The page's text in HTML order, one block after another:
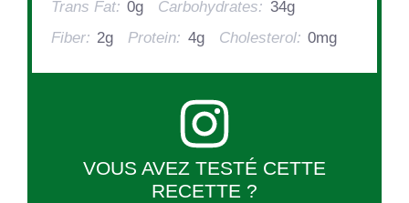
Trans Fat: 0g Carbohydrates: 34g
Fiber: 2g Protein: 4g Cholesterol: 0mg
VOUS AVEZ TESTÉ CETTE
RECETTE ?